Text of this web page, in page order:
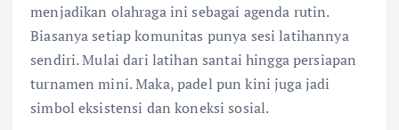
menjadikan olahraga ini sebagai agenda rutin.
Biasanya setiap komunitas punya sesi latihannya
sendiri. Mulai dari latihan santai hingga persiapan
turnamen mini. Maka, padel pun kini juga jadi
simbol eksistensi dan koneksi sosial.